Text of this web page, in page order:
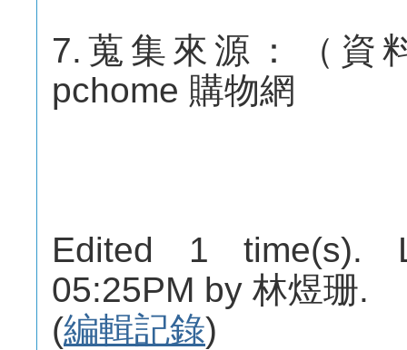
7.蒐集來源：（資
pchome 購物網
Edited 1 time(s).
05:25PM by 林煜珊.
(編輯記錄)